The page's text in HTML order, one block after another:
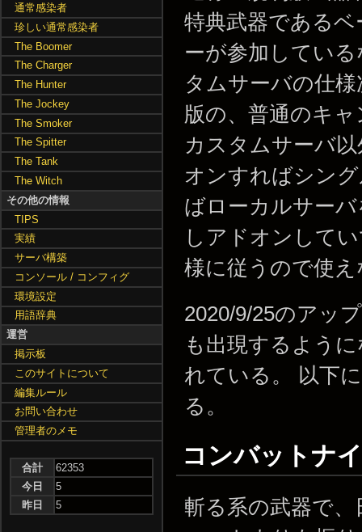
特典武器である
ーが参加してい
タムサーバの仕
版の、普通のキ
カスタムサーバ
オンすればシン
ばローカルサー
しアドオンして
様に従うので使え
2020/9/25のアッ
も出現するよう
れている。 以下
る。
コンバットナ
斬る系の武器で
通常感染者
珍しい通常感染者
The Boomer
The Charger
The Hunter
The Jockey
The Smoker
The Spitter
The Tank
The Witch
その他の情報
TIPS
実績
サーバ構築
コンソール / コンフィグ
環境設定
用語辞典
運営
掲示板
このサイトについて
編集ルール
お問い合わせ
管理者のメモ
合計
62353
今日
5
昨日
5